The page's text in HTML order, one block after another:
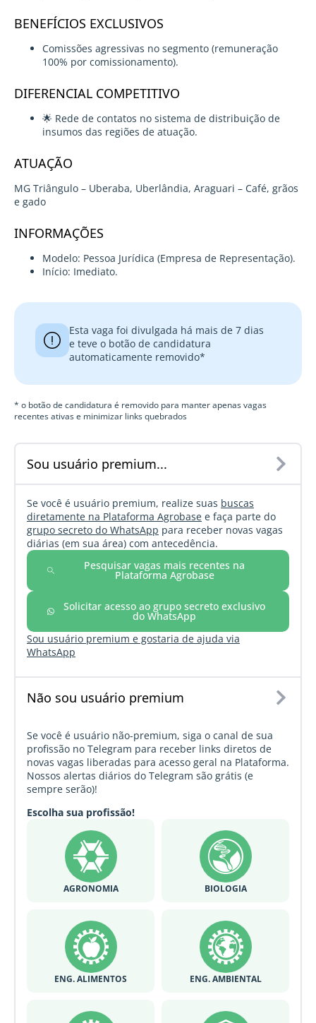
BENEFÍCIOS EXCLUSIVOS
Comissões agressivas no segmento (remuneração
100% por comissionamento).
DIFERENCIAL COMPETITIVO
🌟 Rede de contatos no sistema de distribuição de
insumos das regiões de atuação.
ATUAÇÃO
MG Triângulo – Uberaba, Uberlândia, Araguari – Café, grãos
e gado
INFORMAÇÕES
Modelo: Pessoa Jurídica (Empresa de Representação).
Início: Imediato.
Esta vaga foi divulgada há mais de 7 dias
e teve o botão de candidatura
automaticamente removido*
* o botão de candidatura é removido para manter apenas vagas
recentes ativas e minimizar links quebrados
Sou usuário premium...
Se você é usuário premium, realize suas buscas
diretamente na Plataforma Agrobase e faça parte do
grupo secreto do WhatsApp para receber novas vagas
diárias (em sua área) com antecedência.
Pesquisar vagas mais recentes na
Plataforma Agrobase
Solicitar acesso ao grupo secreto exclusivo
do WhatsApp
Sou usuário premium e gostaria de ajuda via
WhatsApp
Não sou usuário premium
Se você é usuário não-premium, siga o canal de sua
profissão no Telegram para receber links diretos de
novas vagas liberadas para acesso geral na Plataforma.
Nossos alertas diários do Telegram são grátis (e
sempre serão)!
Escolha sua profissão!
AGRONOMIA BIOLOGIA
ENG. ALIMENTOS ENG. AMBIENTAL